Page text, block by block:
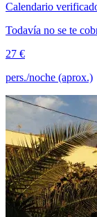
Calendario
Todavía no se te
27 €
pers./noche (aprox.)